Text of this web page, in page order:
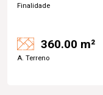
Finalidade
360.00 m²
A. Terreno